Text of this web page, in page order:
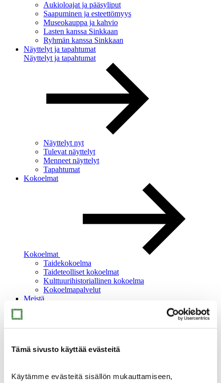
Tämä sivusto käyttää evästeitä
Käytämme evästeitä sisällön mukauttamiseen,
Aukioloajat ja pääsyliput
Saapuminen ja esteettömyys
Museokauppa ja kahvio
Lasten kanssa Sinkkaan
Ryhmän kanssa Sinkkaan
Näyttelyt ja tapahtumat
Näyttelyt ja tapahtumat
Näyttelyt nyt
Tulevat näyttelyt
Menneet näyttelyt
Tapahtumat
Kokoelmat
Kokoelmat
Taidekokoelma
Taideteolliset kokoelmat
Kulttuurihistoriallinen kokoelma
Kokoelmapalvelut
Meistä
Meistä